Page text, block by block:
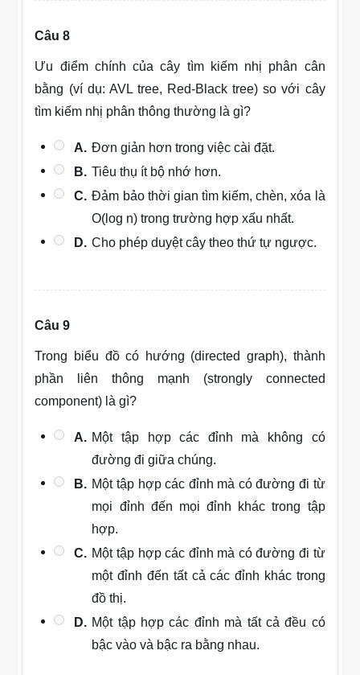
Câu 8
Ưu điểm chính của cây tìm kiếm nhị phân cân
bằng (ví dụ: AVL tree, Red-Black tree) so với cây
tìm kiếm nhị phân thông thường là gì?
A. Đơn giản hơn trong việc cài đặt.
B. Tiêu thụ ít bộ nhớ hơn.
C. Đảm bảo thời gian tìm kiếm, chèn, xóa là
O(log n) trong trường hợp xấu nhất.
D. Cho phép duyệt cây theo thứ tự ngược.
Câu 9
Trong biểu đồ có hướng (directed graph), thành
phần liên thông mạnh (strongly connected
component) là gì?
A. Một tập hợp các đỉnh mà không có
đường đi giữa chúng.
B. Một tập hợp các đỉnh mà có đường đi từ
mọi đỉnh đến mọi đỉnh khác trong tập
hợp.
C. Một tập hợp các đỉnh mà có đường đi từ
một đỉnh đến tất cả các đỉnh khác trong
đồ thị.
D. Một tập hợp các đỉnh mà tất cả đều có
bậc vào và bậc ra bằng nhau.